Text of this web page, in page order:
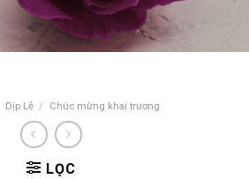
Dịp Lễ / Chúc mừng khai trương
LỌC